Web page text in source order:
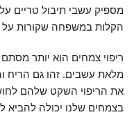
מספיק עשבי תיבול טריים
הקלות במשפחה שקורות על
ריפוי צמחים הוא יותר
מלאת עשבים. זהו גם הריח
את הריפוי השקט שלהם
בצמחים שלנו יכולה להביא